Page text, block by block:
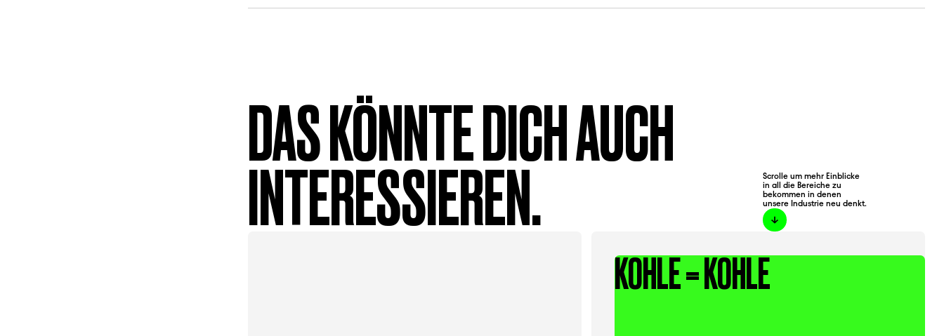
DAS KÖNNTE DICH AUCH
INTERESSIEREN.
Scrolle um mehr Einblicke
in all die Bereiche zu
bekommen in denen
unsere Industrie neu denkt.
KOHLE = KOHLE